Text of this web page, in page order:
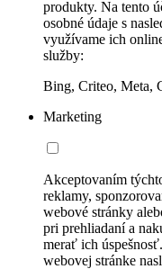
produkty. Na tento
osobné údaje s
využívame ich
služby:
Bing, Criteo, Meta,
Marketing
Akceptovaním
reklamy,
webové stránky
pri prehliadaní a
merať ich
webovej stránke